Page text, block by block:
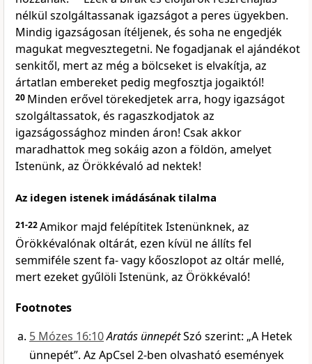
nélkül szolgáltassanak igazságot a peres ügyekben.
Mindig igazságosan ítéljenek, és soha ne engedjék
magukat megvesztegetni. Ne fogadjanak el ajándékot
senkitől, mert az még a bölcseket is elvakítja, az
ártatlan embereket pedig megfosztja jogaiktól!
20 Minden erővel törekedjetek arra, hogy igazságot
szolgáltassatok, és ragaszkodjatok az
igazságossághoz minden áron! Csak akkor
maradhattok meg sokáig azon a földön, amelyet
Istenünk, az Örökkévaló ad nektek!
Az idegen istenek imádásának tilalma
21-22Amikor majd felépítitek Istenünknek, az
Örökkévalónak oltárát, ezen kívül ne állíts fel
semmiféle szent fa- vagy kőoszlopot az oltár mellé,
mert ezeket gyűlöli Istenünk, az Örökkévaló!
Footnotes
5 Mózes 16:10Aratás ünnepétSzó szerint: „A Hetek
ünnepét”. Az ApCsel 2-ben olvasható események